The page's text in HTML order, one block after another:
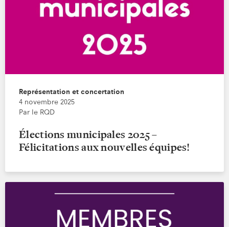
Représentation et concertation
4 novembre 2025
Par le RQD
Élections municipales 2025 –
Félicitations aux nouvelles équipes!